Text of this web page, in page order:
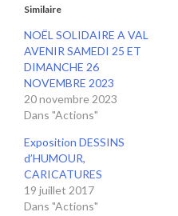
Similaire
NOËL SOLIDAIRE A VAL
AVENIR SAMEDI 25 ET
DIMANCHE 26
NOVEMBRE 2023
20 novembre 2023
Dans "Actions"
Exposition DESSINS
d’HUMOUR,
CARICATURES
19 juillet 2017
Dans "Actions"